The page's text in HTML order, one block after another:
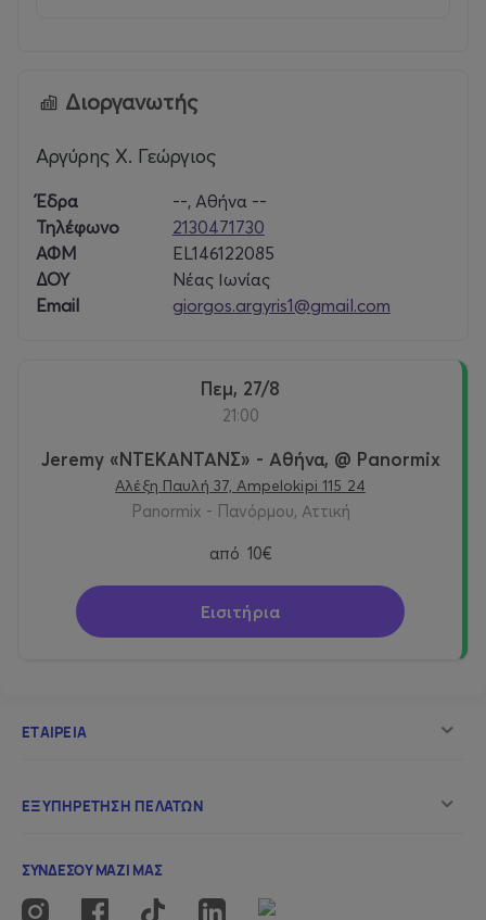
Διοργανωτής
Αργύρης Χ. Γεώργιος
Έδρα
--, Αθήνα --
Τηλέφωνο
2130471730
ΑΦΜ
EL146122085
ΔΟΥ
Νέας Ιωνίας
Email
giorgos.argyris1@gmail.com
Πεμ, 27/8
21:00
Jeremy «ΝΤΕΚΑΝΤΑΝΣ» - Αθήνα, @ Panormix
Αλέξη Παυλή 37, Ampelokipi 115 24
Panormix - Πανόρμου, Αττική
από 10€
Εισιτήρια